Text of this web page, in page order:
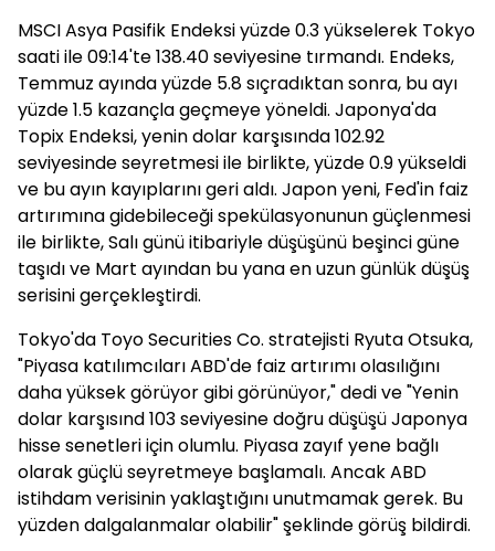
MSCI Asya Pasifik Endeksi yüzde 0.3 yükselerek Tokyo
saati ile 09:14'te 138.40 seviyesine tırmandı. Endeks,
Temmuz ayında yüzde 5.8 sıçradıktan sonra, bu ayı
yüzde 1.5 kazançla geçmeye yöneldi. Japonya'da
Topix Endeksi, yenin dolar karşısında 102.92
seviyesinde seyretmesi ile birlikte, yüzde 0.9 yükseldi
ve bu ayın kayıplarını geri aldı. Japon yeni, Fed'in faiz
artırımına gidebileceği spekülasyonunun güçlenmesi
ile birlikte, Salı günü itibariyle düşüşünü beşinci güne
taşıdı ve Mart ayından bu yana en uzun günlük düşüş
serisini gerçekleştirdi.
Tokyo'da Toyo Securities Co. stratejisti Ryuta Otsuka,
"Piyasa katılımcıları ABD'de faiz artırımı olasılığını
daha yüksek görüyor gibi görünüyor," dedi ve "Yenin
dolar karşısınd 103 seviyesine doğru düşüşü Japonya
hisse senetleri için olumlu. Piyasa zayıf yene bağlı
olarak güçlü seyretmeye başlamalı. Ancak ABD
istihdam verisinin yaklaştığını unutmamak gerek. Bu
yüzden dalgalanmalar olabilir" şeklinde görüş bildirdi.